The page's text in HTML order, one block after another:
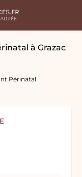
à Grazac
Périnatal